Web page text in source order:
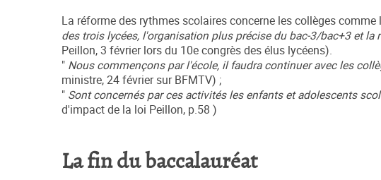
La réforme des rythmes scolaires concerne les collèges comme
des trois lycées, l'organisation plus précise du bac-3/bac+3 et
Peillon, 3 février lors du 10e congrès des élus lycéens).
" Nous commençons par l'école, il faudra continuer avec les
ministre, 24 février sur BFMTV) ;
" Sont concernés par ces activités les enfants et adolescents
d'impact de la loi Peillon, p.58 )
La fin du baccalauréat